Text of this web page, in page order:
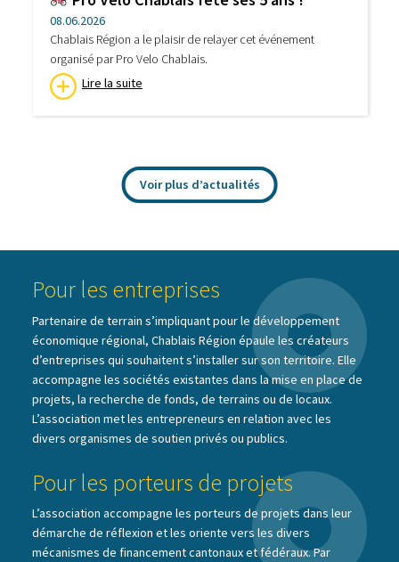
08.06.2026
Chablais Région a le plaisir de relayer cet événement
organisé par Pro Velo Chablais.
Lire la suite
Voir plus d’actualités
Pour les entreprises
Partenaire de terrain s’impliquant pour le développement
économique régional, Chablais Région épaule les créateurs
d’entreprises qui souhaitent s’installer sur son territoire. Elle
accompagne les sociétés existantes dans la mise en place de
projets, la recherche de fonds, de terrains ou de locaux.
L’association met les entrepreneurs en relation avec les
divers organismes de soutien privés ou publics.
Pour les porteurs de projets
L’association accompagne les porteurs de projets dans leur
démarche de réflexion et les oriente vers les divers
mécanismes de financement cantonaux et fédéraux. Par